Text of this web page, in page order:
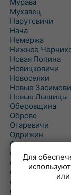
Мурава
Мухавец
Нарутовичи
Нача
Немержа
Нижнее
Новая Попина
Новицковичи
Новоселки
Новые
Новые Лыщицы
Оберовщина
Оброво
Огаревичи
Одрижин
Оздамичи
Озяты
Олтуш
Ольманы
Ольпень
Ольшаны
Для
или